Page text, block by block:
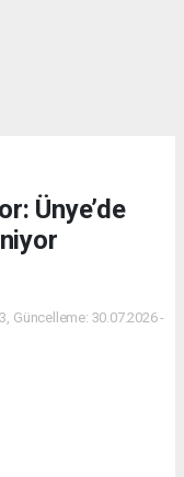
Ünye’de
Güncelleme: 30.07.2026 -